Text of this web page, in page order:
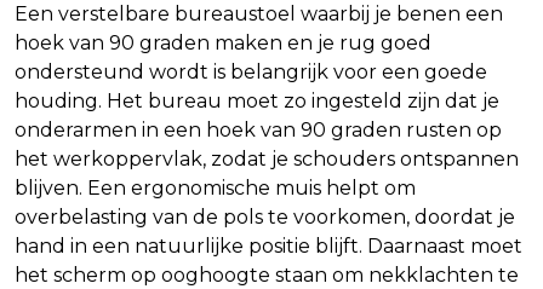
Een verstelbare bureaustoel waarbij je benen een
hoek van 90 graden maken en je rug goed
ondersteund wordt is belangrijk voor een goede
houding. Het bureau moet zo ingesteld zijn dat je
onderarmen in een hoek van 90 graden rusten op
het werkoppervlak, zodat je schouders ontspannen
blijven. Een ergonomische muis helpt om
overbelasting van de pols te voorkomen, doordat je
hand in een natuurlijke positie blijft. Daarnaast moet
het scherm op ooghoogte staan om nekklachten te